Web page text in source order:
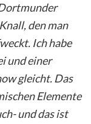
den man
Ich habe
und einer
gleicht. Das
Elemente
und das ist